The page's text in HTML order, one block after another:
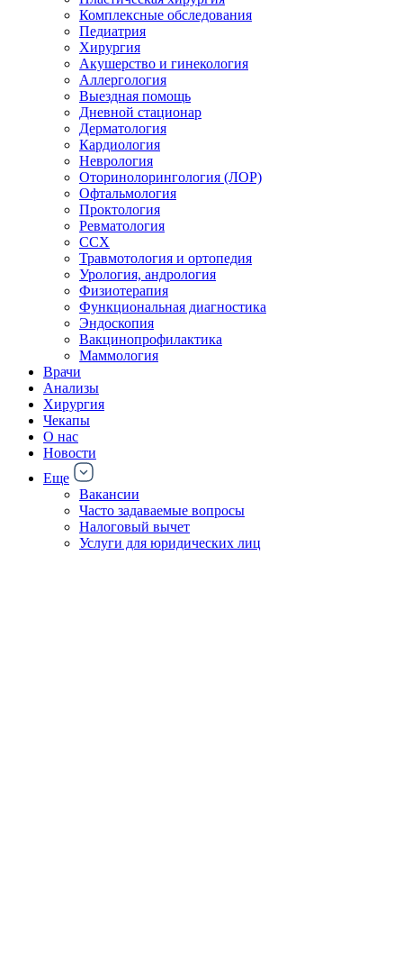
Комплексные обследования
Педиатрия
Хирургия
Акушерство и гинекология
Аллергология
Выездная помощь
Дневной стационар
Дерматология
Кардиология
Неврология
Оторинолорингология (ЛОР)
Офтальмология
Проктология
Ревматология
ССХ
Травмотология и ортопедия
Урология, андрология
Физиотерапия
Функциональная диагностика
Эндоскопия
Вакцинопрофилактика
Маммология
Врачи
Анализы
Хирургия
Чекапы
О нас
Новости
Еще
Вакансии
Часто задаваемые вопросы
Налоговый вычет
Услуги для юридических лиц